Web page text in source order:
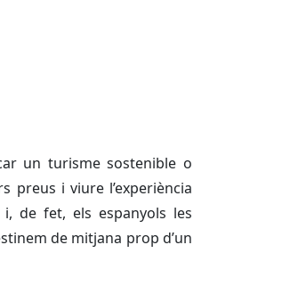
un turisme sostenible o
preus i viure l’experiència
de fet, els espanyols les
de mitjana prop d’un